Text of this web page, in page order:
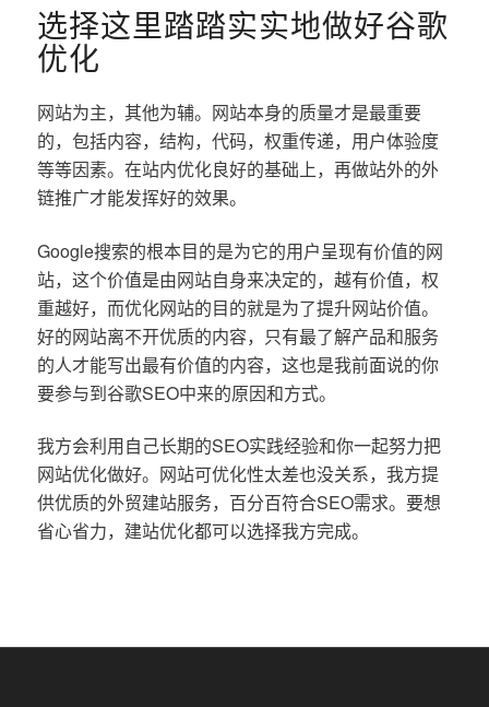
选择这里踏踏实实地做好谷歌
优化
网站为主，其他为辅。网站本身的质量才是最重要
的，包括内容，结构，代码，权重传递，用户体验度
等等因素。在站内优化良好的基础上，再做站外的外
链推广才能发挥好的效果。
Google搜索的根本目的是为它的用户呈现有价值的网
站，这个价值是由网站自身来决定的，越有价值，权
重越好，而优化网站的目的就是为了提升网站价值。
好的网站离不开优质的内容，只有最了解产品和服务
的人才能写出最有价值的内容，这也是我前面说的你
要参与到谷歌SEO中来的原因和方式。
我方会利用自己长期的SEO实践经验和你一起努力把
网站优化做好。网站可优化性太差也没关系，我方提
供优质的外贸建站服务，百分百符合SEO需求。要想
省心省力，建站优化都可以选择我方完成。